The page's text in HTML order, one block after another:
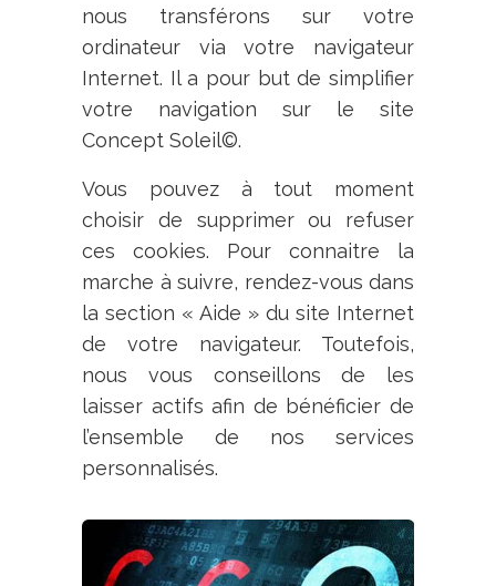
nous transférons sur votre
ordinateur via votre navigateur
Internet. Il a pour but de simplifier
votre navigation sur le site
Concept Soleil©.
Vous pouvez à tout moment
choisir de supprimer ou refuser
ces cookies. Pour connaitre la
marche à suivre, rendez-vous dans
la section « Aide » du site Internet
de votre navigateur. Toutefois,
nous vous conseillons de les
laisser actifs afin de bénéficier de
l’ensemble de nos services
personnalisés.